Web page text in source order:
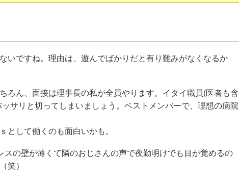
いですね。理由は、遊んでばかりだと有り難みがなくなるか
ろん、面接は理事長の私が全員やります。イタイ職員(医者も含
サリと切ってしまいましょう。ベストメンバーで、理想の病院
として働くのも面白いかも。
スの壁が薄くて隣のおじさんの声で夜勤明けでも目が覚めるの
笑）